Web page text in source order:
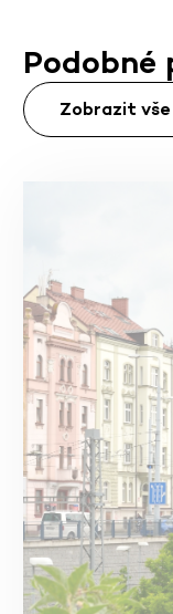
Podobné
Zobrazit vše